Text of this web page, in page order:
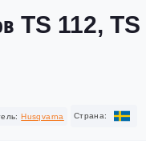
TS 112,
Husqvarna Cтрана: